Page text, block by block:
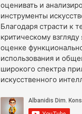
оценивать и
инструменты
Благодаря страсти к
критическому
оценке
использования и
широкого спектра
искусственного